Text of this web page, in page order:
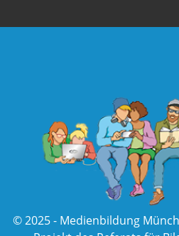
© 2025 - Medienbildung